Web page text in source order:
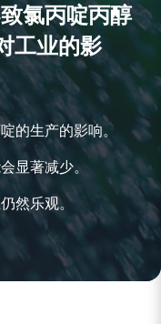
氯丙啶丙醇
工业的影
的生产的影响。
显著减少。
然乐观。